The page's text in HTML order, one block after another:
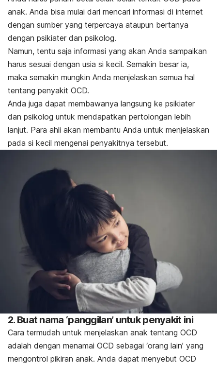
anak. Anda bisa mulai dari mencari informasi di internet
dengan sumber yang terpercaya ataupun bertanya
dengan psikiater dan psikolog.
Namun, tentu saja informasi yang akan Anda sampaikan
harus sesuai dengan usia si kecil. Semakin besar ia,
maka semakin mungkin Anda menjelaskan semua hal
tentang penyakit OCD.
Anda juga dapat membawanya langsung ke psikiater
dan psikolog untuk mendapatkan pertolongan lebih
lanjut. Para ahli akan membantu Anda untuk menjelaskan
pada si kecil mengenai penyakitnya tersebut.
2. Buat nama ‘panggilan’ untuk penyakit ini
Cara termudah untuk menjelaskan anak tentang OCD
adalah dengan menamai OCD sebagai ‘orang lain’ yang
mengontrol pikiran anak. Anda dapat menyebut OCD